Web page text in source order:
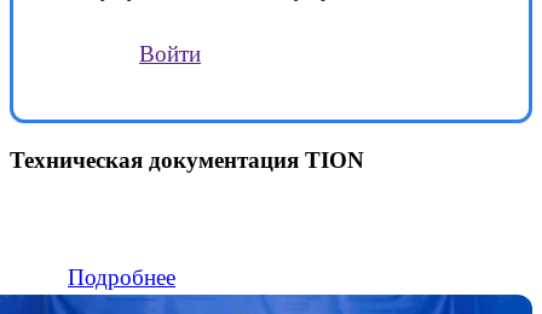
Войти
Техническая документация TION
Подробнее